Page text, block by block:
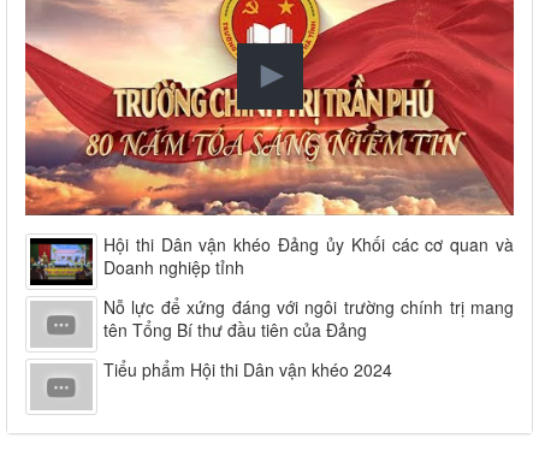
Hội thi Dân vận khéo Đảng ủy Khối các cơ quan và
Doanh nghiệp tỉnh
Nỗ lực để xứng đáng với ngôi trường chính trị mang
tên Tổng Bí thư đầu tiên của Đảng
Tiểu phẩm Hội thi Dân vận khéo 2024